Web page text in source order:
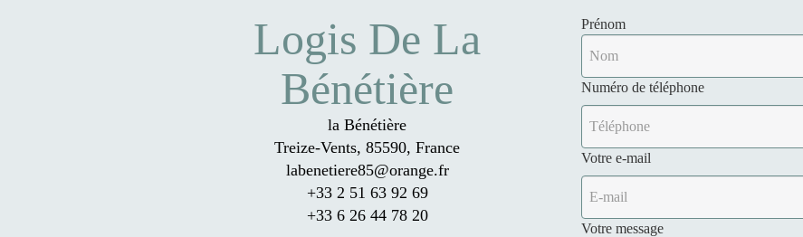
Logis De La
Bénétière
la Bénétière
Treize-Vents, 85590, France
labenetiere85@orange.fr
+33 2 51 63 92 69
+33 6 26 44 78 20
Prénom
Numéro de téléphone
Votre e-mail
Votre message